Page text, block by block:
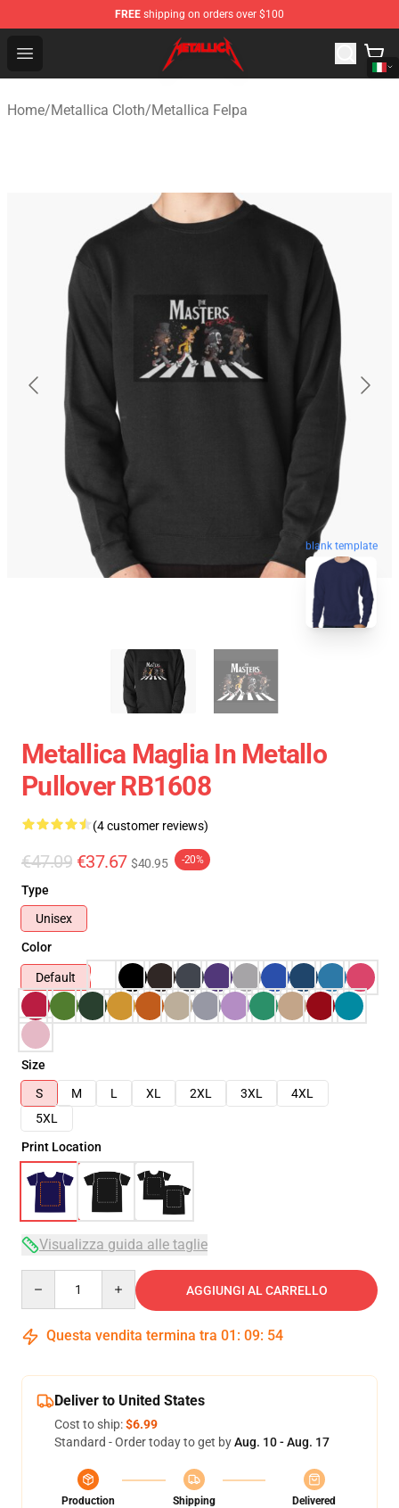
FREE shipping on orders over $100
Open menu
Metallica Store - Official Metallica Merchandise Shop
Home/Metallica Cloth/Metallica Felpa
blank template
Metallica Maglia In Metallo
Pullover RB1608
(4 customer reviews)
€47.09 €37.67 $40.95 -20%
Type
Unisex
Color
Default
Size
S
M L XL 2XL 3XL
4XL
5XL
Print Location
Visualizza guida alle taglie
AGGIUNGI AL CARRELLO
Questa vendita termina tra 01 : 09: 54
Deliver to United States
Cost to ship:$6.99
Standard - Order today to get byAug. 10 - Aug. 17
Production
Shipping
Delivered